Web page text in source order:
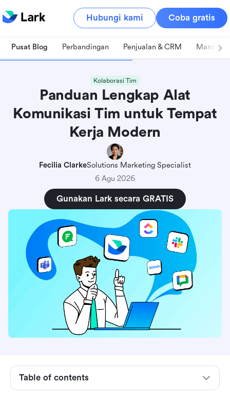
Hubungi kami Coba gratis
Pusat Blog Perbandingan Penjualan & CRM
Kolaborasi Tim
Panduan Lengkap Alat
Komunikasi Tim untuk Tempat
Kerja Modern
Fecilia ClarkeSolutions Marketing Specialist
6 Agu 2026
Gunakan Lark secara GRATIS
Table of contents
Kenapa tim modern tidak bisa mengabaikan